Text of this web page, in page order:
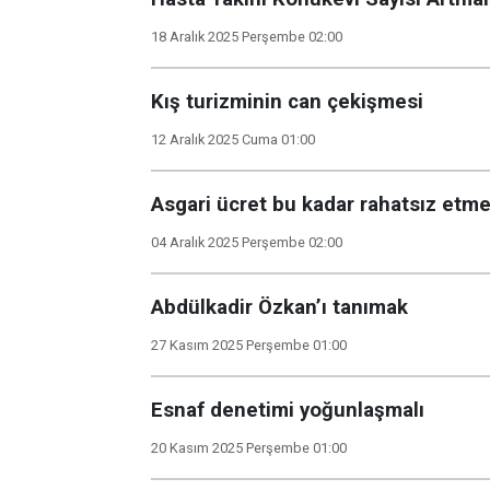
18 Aralık 2025 Perşembe 02:00
Kış turizminin can çekişmesi
12 Aralık 2025 Cuma 01:00
Asgari ücret bu kadar rahatsız
04 Aralık 2025 Perşembe 02:00
Abdülkadir Özkan’ı tanımak
27 Kasım 2025 Perşembe 01:00
Esnaf denetimi yoğunlaşmalı
20 Kasım 2025 Perşembe 01:00